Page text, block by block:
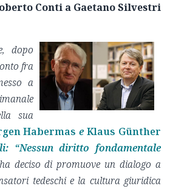
Conti a Gaetano Silvestri
dopo
fra
a
sua
Habermas eKlaus Günther
“Nessun diritto fondamentale
deciso di promuove un dialogo a
tedeschi e la cultura giuridica